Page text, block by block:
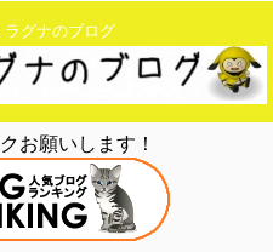
ラグナのブログ
お願いします！